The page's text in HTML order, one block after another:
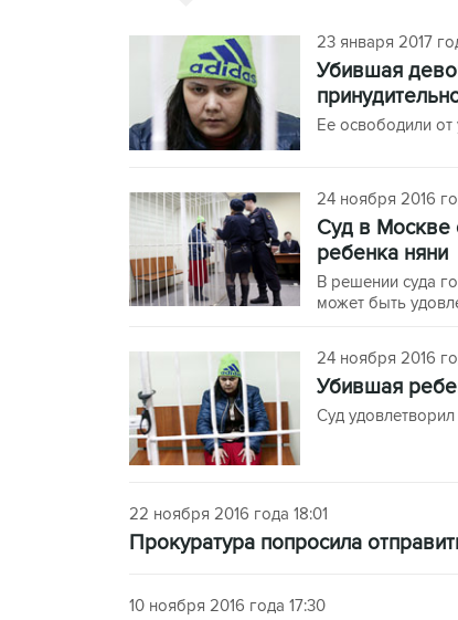
23 января 2017
Убившая
Ее освободили
24 ноября 2016
Суд в Москве
ребенка няни
В решении суда
может быть
24 ноября 2016
Убившая
Суд
22 ноября 2016 года 18:01
Прокуратура попросила
10 ноября 2016 года 17:30